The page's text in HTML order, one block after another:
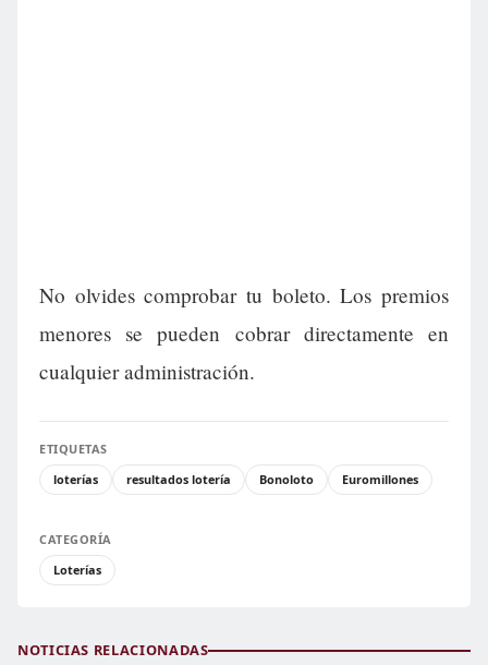
No olvides comprobar tu boleto. Los premios
menores se pueden cobrar directamente en
cualquier administración.
ETIQUETAS
loterías
resultados lotería Bonoloto Euromillones
CATEGORÍA
Loterías
NOTICIAS RELACIONADAS